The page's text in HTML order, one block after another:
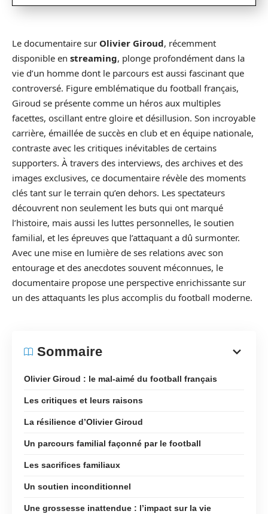
Le documentaire sur Olivier Giroud, récemment
disponible en streaming, plonge profondément dans la
vie d’un homme dont le parcours est aussi fascinant que
controversé. Figure emblématique du football français,
Giroud se présente comme un héros aux multiples
facettes, oscillant entre gloire et désillusion. Son incroyable
carrière, émaillée de succès en club et en équipe nationale,
contraste avec les critiques inévitables de certains
supporters. À travers des interviews, des archives et des
images exclusives, ce documentaire révèle des moments
clés tant sur le terrain qu’en dehors. Les spectateurs
découvrent non seulement les buts qui ont marqué
l’histoire, mais aussi les luttes personnelles, le soutien
familial, et les épreuves que l’attaquant a dû surmonter.
Avec une mise en lumière de ses relations avec son
entourage et des anecdotes souvent méconnues, le
documentaire propose une perspective enrichissante sur
un des attaquants les plus accomplis du football moderne.
Sommaire
Olivier Giroud : le mal-aimé du football français
Les critiques et leurs raisons
La résilience d’Olivier Giroud
Un parcours familial façonné par le football
Les sacrifices familiaux
Un soutien inconditionnel
Une grossesse inattendue : l’impact sur la vie